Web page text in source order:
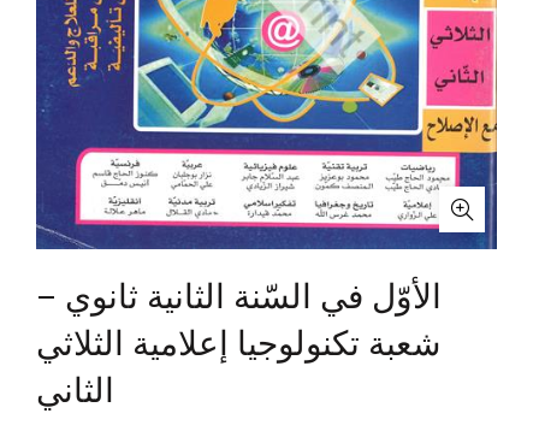
الأوّل في السّنة الثانية ثانوي –
شعبة تكنولوجيا إعلامية الثلاثي
الثاني